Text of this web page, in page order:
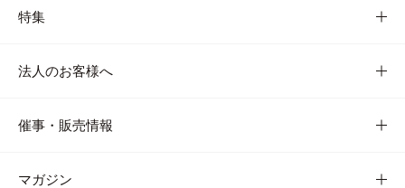
特集
法人のお客様へ
催事・販売情報
マガジン